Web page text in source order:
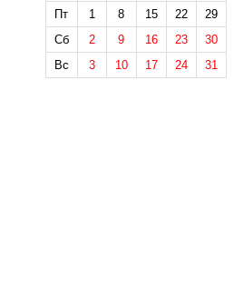
Пт
1 8 15 22
29
Сб
2 9 16 23
30
Вс
3 10 17 24 31